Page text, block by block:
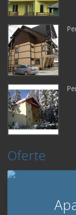
Oferte